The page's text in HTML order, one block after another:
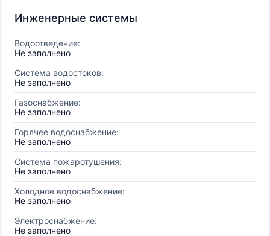
Инженерные системы
Водоотведение:
Не заполнено
Система водостоков:
Не заполнено
Газоснабжение:
Не заполнено
Горячее водоснабжение:
Не заполнено
Система пожаротушения:
Не заполнено
Холодное водоснабжение:
Не заполнено
Электроснабжение:
Не заполнено